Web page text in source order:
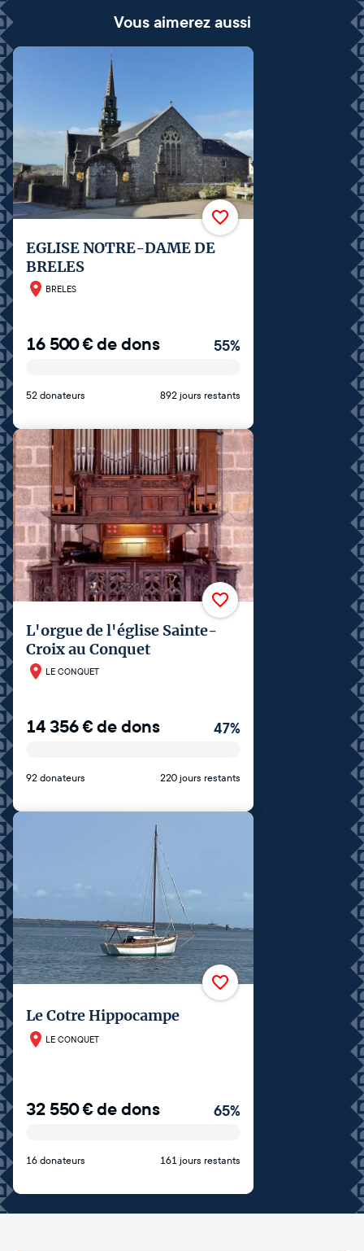
Vous aimerez aussi
EGLISE NOTRE-DAME DE
BRELES
BRELES
16 500€de dons 55%
52 donateurs 892 jours restants
L'orgue de l'église Sainte-
Croix au Conquet
LE CONQUET
14 356€de dons 47%
92 donateurs 220 jours restants
Le Cotre Hippocampe
LE CONQUET
32 550€de dons 65%
16 donateurs 161 jours restants